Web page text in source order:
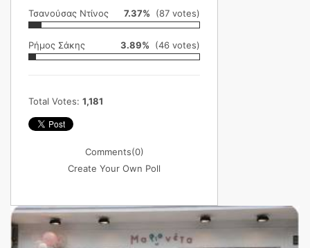
Τσανούσας Ντίνος 7.37% (87 votes)
Ρήμος Σάκης 3.89% (46 votes)
Total Votes: 1,181
Comments(0)
Create Your Own Poll